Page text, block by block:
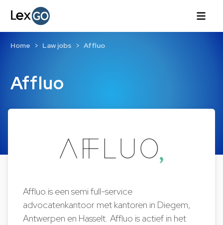
Affluo
Home Law jobs Affluo
Affluo is een semi full-service
advocatenkantoor met kantoren in Diegem,
Antwerpen en Hasselt. Affluo is actief in het